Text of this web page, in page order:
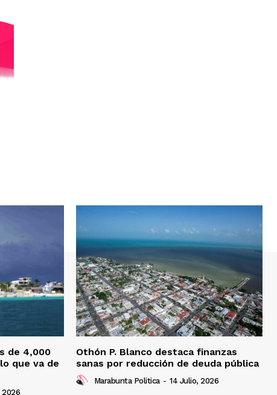
de 4,000
que va de
2026
Othón P. Blanco destaca finanzas
sanas por reducción de deuda pública
Marabunta Politica - 14 Julio, 2026